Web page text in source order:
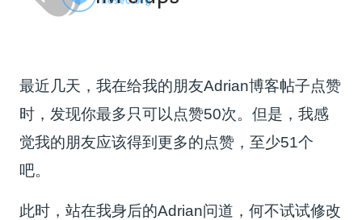
最近几天，我在给我的朋友Adrian博客帖子点赞
时，发现你最多只可以点赞50次。但是，我感
觉我的朋友应该得到更多的点赞，至少51个
吧。
此时，站在我身后的Adrian问道，何不试试修改